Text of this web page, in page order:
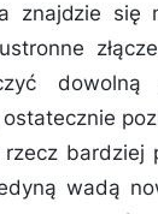
znajdzie się
dowolną
rzecz bardziej
wadą